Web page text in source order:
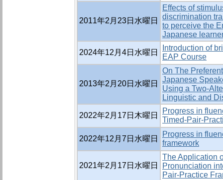
2011年2月23日水曜日
Effects of
discrimination
to perceive the
Japanese
2024年12月4日水曜日
Introduction of
EAP Course
2013年2月20日水曜日
On The
Japanese
Using a Two-
Linguistic and
2022年2月17日木曜日
Progress in
Timed-Pair-
2022年12月7日水曜日
Progress in
framework
2021年2月17日水曜日
The Application
Pronunciation
Pair-Practice